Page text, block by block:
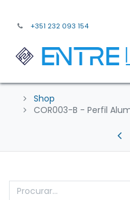
+351 232 093 154
Shop
COR003-B - Perfil